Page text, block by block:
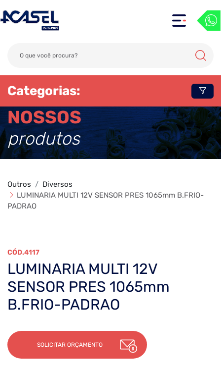
Categorias:
NOSSOS
produtos
Outros
Diversos
LUMINARIA MULTI 12V SENSOR PRES 1065mm B.FRIO-
PADRAO
4117
LUMINARIA MULTI 12V
SENSOR PRES 1065mm
B.FRIO-PADRAO
SOLICITAR ORÇAMENTO